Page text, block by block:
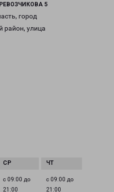
5
город
район, улица
с 09:00 до
21:00
с 09:00 до
21:00